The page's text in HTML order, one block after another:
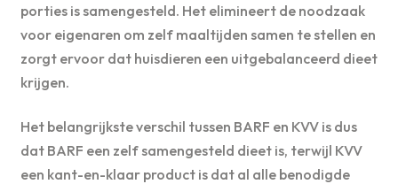
porties is samengesteld. Het elimineert de noodzaak
voor eigenaren om zelf maaltijden samen te stellen en
zorgt ervoor dat huisdieren een uitgebalanceerd dieet
krijgen.
Het belangrijkste verschil tussen BARF en KVV is dus
dat BARF een zelf samengesteld dieet is, terwijl KVV
een kant-en-klaar product is dat al alle benodigde